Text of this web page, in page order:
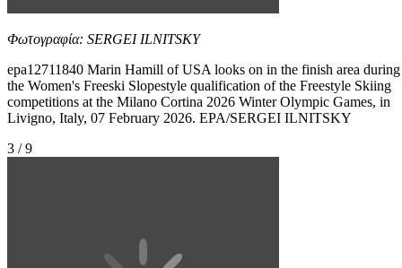
Φωτογραφία: SERGEI ILNITSKY
epa12711840 Marin Hamill of USA looks on in the finish area during
the Women's Freeski Slopestyle qualification of the Freestyle Skiing
competitions at the Milano Cortina 2026 Winter Olympic Games, in
Livigno, Italy, 07 February 2026. EPA/SERGEI ILNITSKY
3 / 9